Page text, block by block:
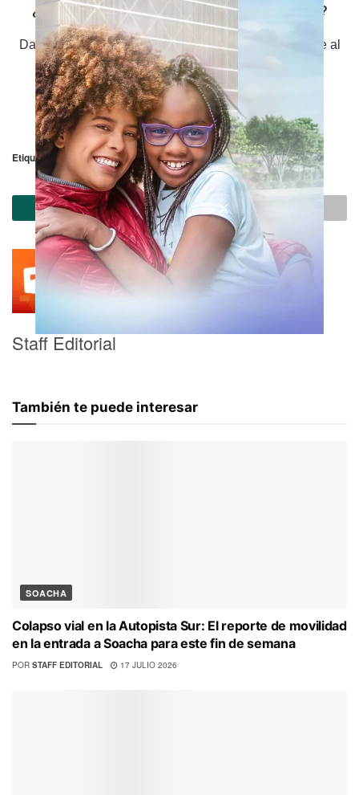
¿Quieres estar al día sobre esta y otras noticias?
Dale me gusta y síguenos en Facebook para enterarte al
instante.
Etiquetas: Noticias de Soacha Trending Topic
Staff Editorial
También te puede interesar
SOACHA
Colapso vial en la Autopista Sur: El reporte de movilidad
en la entrada a Soacha para este fin de semana
POR STAFF EDITORIAL 17 JULIO 2026